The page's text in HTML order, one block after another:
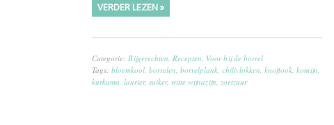
VERDER LEZEN »
Categorie: Bijgerechten, Recepten, Voor bij de borrel
Tags: bloemkool, borrelen, borrelplank, chilivlokken, knoflook, komijn,
kurkuma, laurier, suiker, witte wijnazijn, zoetzuur